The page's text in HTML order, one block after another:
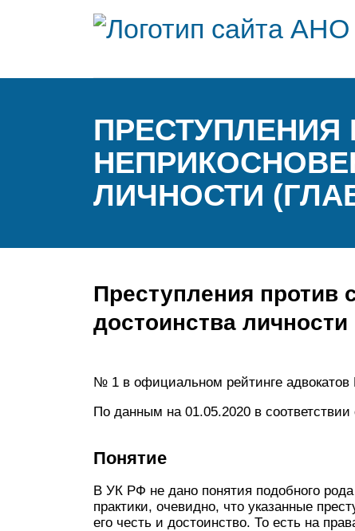
ЛИЧНОСТИ
Преступления против
достоинства личности
№ 1 в официальном рейтинге
По данным на 01.05.2020 в
Понятие
В УК РФ не дано понятия подобного
практики, очевидно, что указанные
его честь и достоинство. То есть на